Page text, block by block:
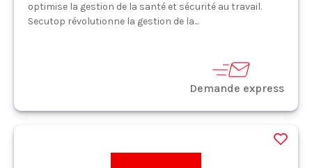
optimise la gestion de la santé et sécurité au travail.
Secutop révolutionne la gestion de la...
Demande express